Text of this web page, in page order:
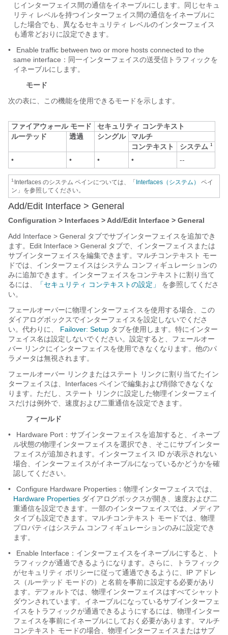
じインターフェイス間の通信をイネーブルにします。同じセキュ
リティ レベルを持つインターフェイス間の通信をイネーブルに
した場合でも、異なるセキュリティ レベルのインターフェイス
も通常どおりに設定できます。
•
Enable traffic between two or more hosts connected to the
same interface：同一インターフェイスの送受信トラフィックを
イネーブルにします。
モード
次の表に、この機能を使用できるモードを示します。
ファイアウォール モード
セキュリティ コンテキスト
ルーテッド
透過 シングル
マルチ
コンテキスト
システム 1
• • • • --
1. Interfaces のシステム ペインについては、「 Interfaces（システム）
ペイ
ン」を参照してください。
Add/Edit Interface > General
Configuration > Interfaces > Add/Edit Interface > General
Add Interface > General タブでサブインターフェイスを追加でき
ます。Edit Interface > General タブで、インターフェイスまたは
サブインターフェイスを編集できます。マルチコンテキスト モー
ドでは、インターフェイスはシステム コンフィギュレーションの
みに追加できます。インターフェイスをコンテキストに割り当て
るには、
「セキュリティ コンテキストの設定」
を参照してくださ
い。
フェールオーバーに物理インターフェイスを使用する場合、この
ダイアログボックスでインターフェイスを設定しないでくださ
い。代わりに、
Failover: Setup タブを使用します。特にインター
フェイス名は設定しないでください。設定すると、フェールオー
バー リンクにインターフェイスを使用できなくなります。他のパ
ラメータは無視されます。
フェールオーバー リンクまたはステート リンクに割り当てたイン
ターフェイスは、Interfaces ペインで編集および削除できなくな
ります。ただし、ステート リンクに設定した物理インターフェイ
スだけは例外で、速度および二重通信を設定できます。
フィールド
•
Hardware Port：サブインターフェイスを追加すると、イネーブ
ル状態の物理インターフェイスを選択でき、そこにサブインター
フェイスが追加されます。インターフェイス ID が表示されない
場合、インターフェイスがイネーブルになっているかどうかを確
認してください。
•
Configure Hardware Properties：物理インターフェイスでは、
Hardware Properties ダイアログボックスが開き、速度および二
重通信を設定できます。一部のインターフェイスでは、メディア
タイプも設定できます。マルチコンテキスト モードでは、物理
プロパティはシステム コンフィギュレーションのみに設定でき
ます。
•
Enable Interface：インターフェイスをイネーブルにすると、ト
ラフィックが通過できるようになります。さらに、トラフィック
がセキュリティ ポリシーに従って通過できるように、IP アドレ
ス（ルーテッド モードの）と名前を事前に設定する必要があり
ます。デフォルトでは、物理インターフェイスはすべてシャット
ダウンされています。イネーブルになっているサブインターフェ
イスをトラフィックが通過できるようにするには、物理インター
フェイスを事前にイネーブルにしておく必要があります。マルチ
コンテキスト モードの場合、物理インターフェイスまたはサブ